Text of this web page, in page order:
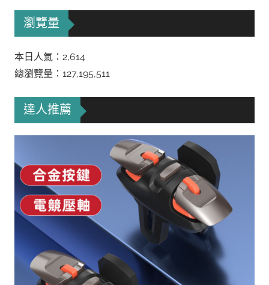
瀏覽量
本日人氣：2,614
總瀏覽量：127,195,511
達人推薦